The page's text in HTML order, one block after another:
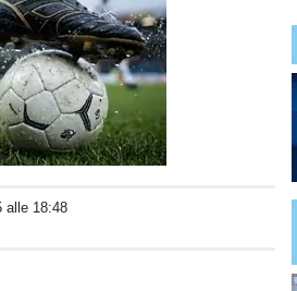
alle 18:48